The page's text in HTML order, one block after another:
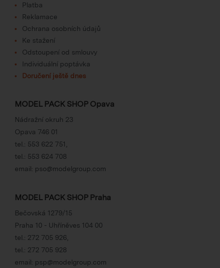
Platba
Reklamace
Ochrana osobních údajů
Ke stažení
Odstoupení od smlouvy
Individuální poptávka
Doručení ještě dnes
MODEL PACK SHOP Opava
Nádražní okruh 23
Opava 746 01
tel.: 553 622 751
tel.: 553 624 708
email: pso@modelgroup.com
MODEL PACK SHOP Praha
Bečovská 1279/15
Praha 10 - Uhříněves 104 00
tel.: 272 705 926
tel.: 272 705 928
email: psp@modelgroup.com